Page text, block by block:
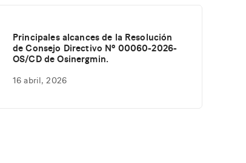
Principales alcances de la Resolución
de Consejo Directivo Nº 00060-2026-
OS/CD de Osinergmin.
16 abril, 2026